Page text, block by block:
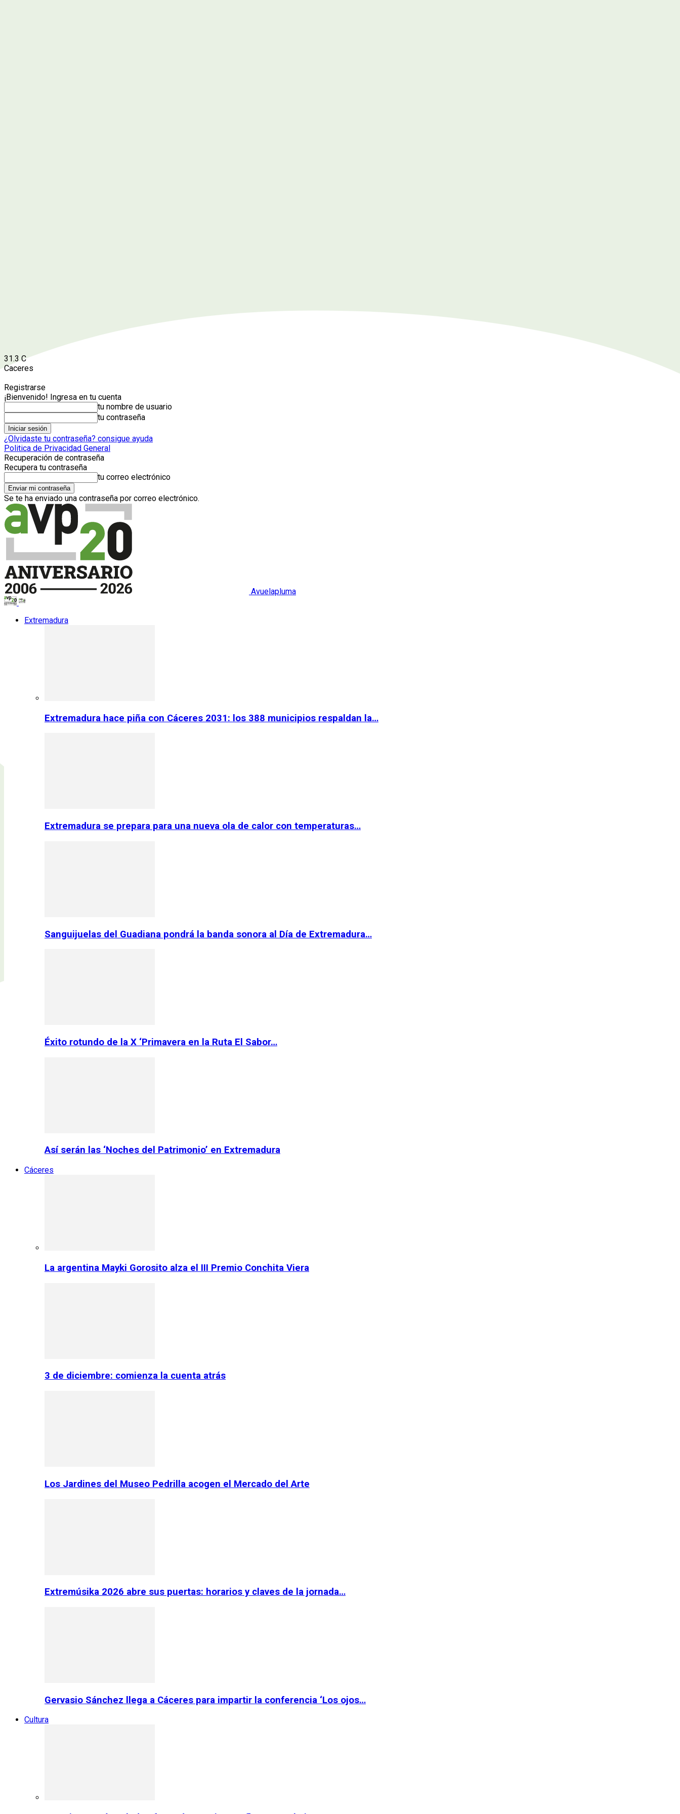
31.3 C
Caceres
Registrarse
¡Bienvenido! Ingresa en tu cuenta
tu nombre de usuario
tu contraseña
¿Olvidaste tu contraseña? consigue ayuda
Politica de Privacidad General
Recuperación de contraseña
Recupera tu contraseña
tu correo electrónico
Se te ha enviado una contraseña por correo electrónico.
Avuelapluma
Extremadura
Extremadura hace piña con Cáceres 2031: los 388 municipios respaldan la…
Extremadura se prepara para una nueva ola de calor con temperaturas…
Sanguijuelas del Guadiana pondrá la banda sonora al Día de Extremadura…
Éxito rotundo de la X ‘Primavera en la Ruta El Sabor…
Así serán las ‘Noches del Patrimonio’ en Extremadura
Cáceres
La argentina Mayki Gorosito alza el III Premio Conchita Viera
3 de diciembre: comienza la cuenta atrás
Los Jardines del Museo Pedrilla acogen el Mercado del Arte
Extremúsika 2026 abre sus puertas: horarios y claves de la jornada…
Gervasio Sánchez llega a Cáceres para impartir la conferencia ‘Los ojos…
Cultura